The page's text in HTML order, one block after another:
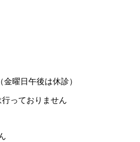
金曜日午後は休診）
っておりません